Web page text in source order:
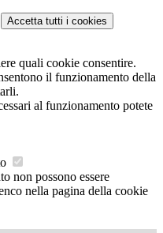
Accetta tutti i cookies
quali cookie consentire.
il funzionamento della
al funzionamento potete
non possono essere
nella pagina della cookie